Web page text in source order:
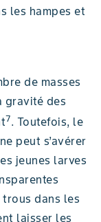
les hampes et
de masses
gravité des
7. Toutefois, le
peut s’avérer
jeunes larves
dans les
laisser les